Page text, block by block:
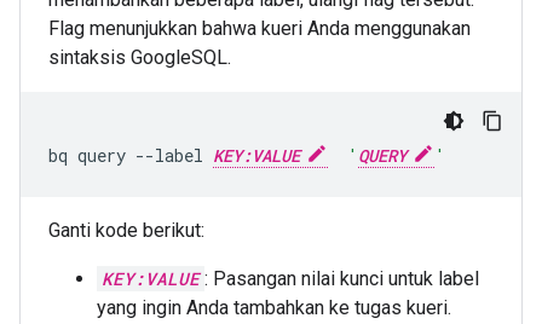
Flag menunjukkan bahwa kueri Anda menggunakan
sintaksis GoogleSQL.
bq query --label KEY:VALUE ' QUERY '
Ganti kode berikut:
KEY:VALUE : Pasangan nilai kunci untuk label
yang ingin Anda tambahkan ke tugas kueri.